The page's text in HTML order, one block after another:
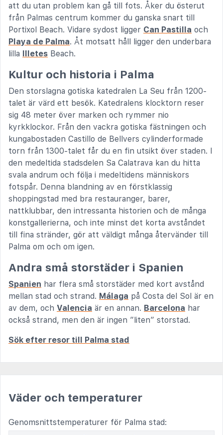
att du utan problem kan gå till fots. Åker du österut
från Palmas centrum kommer du ganska snart till
Portixol Beach. Vidare sydost ligger Can Pastilla och
Playa de Palma. Åt motsatt håll ligger den underbara
lilla Illetes Beach.
Kultur och historia i Palma
Den storslagna gotiska katedralen La Seu från 1200-
talet är värd ett besök. Katedralens klocktorn reser
sig 48 meter över marken och rymmer nio
kyrkklockor. Från den vackra gotiska fästningen och
kungabostaden Castillo de Bellvers cylinderformade
torn från 1300-talet får du en fin utsikt över staden. I
den medeltida stadsdelen Sa Calatrava kan du hitta
svala andrum och följa i medeltidens människors
fotspår. Denna blandning av en förstklassig
shoppingstad med bra restauranger, barer,
nattklubbar, den intressanta historien och de många
konstgallerierna, och inte minst det korta avståndet
till fina stränder, gör att väldigt många återvänder till
Palma om och om igen.
Andra små storstäder i Spanien
Spanien har flera små storstäder med kort avstånd
mellan stad och strand. Málaga på Costa del Sol är en
av dem, och Valencia är en annan. Barcelona har
också strand, men den är ingen ”liten” storstad.
Sök efter resor till Palma stad
Väder och temperaturer
Genomsnittstemperaturer för Palma stad: